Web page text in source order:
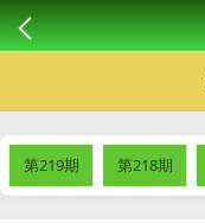
第219期 第218期